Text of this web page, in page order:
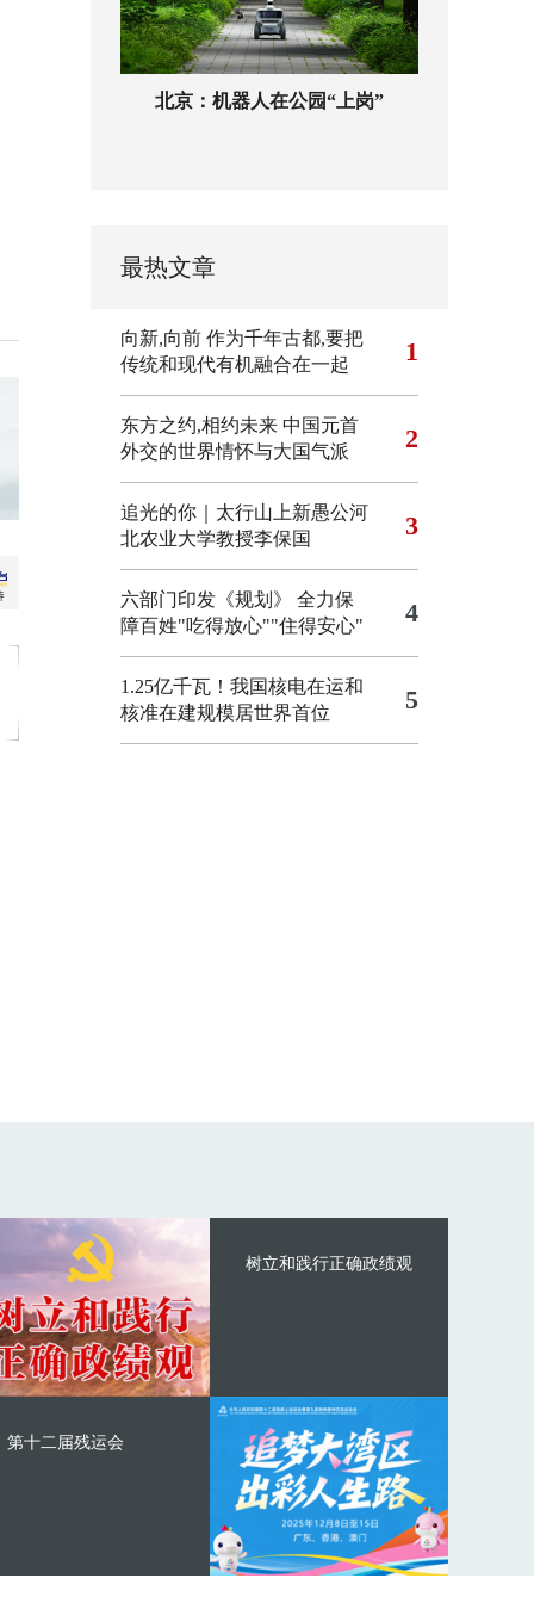
北京：机器人在公园“上岗”
最热文章
向新,向前 作为千年古都,要把
传统和现代有机融合在一起
1
东方之约,相约未来 中国元首
外交的世界情怀与大国气派
2
追光的你｜太行山上新愚公河
北农业大学教授李保国
3
六部门印发《规划》 全力保
障百姓"吃得放心""住得安心"
4
1.25亿千瓦！我国核电在运和
核准在建规模居世界首位
5
树立和践行正确政绩观
第十二届残运会